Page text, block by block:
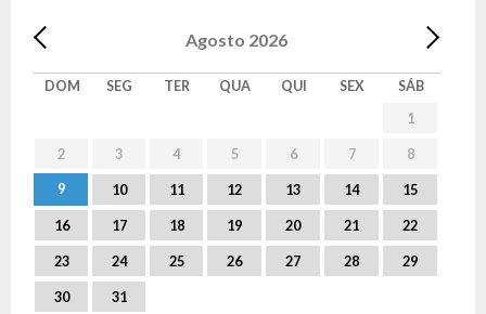
Agosto 2026
DOM SEG TER QUA QUI SEX
SÁB
1
2 3 4 5 6 7 8
9 10 11 12 13 14 15
16 17 18 19 20 21 22
23 24 25 26 27 28 29
30 31